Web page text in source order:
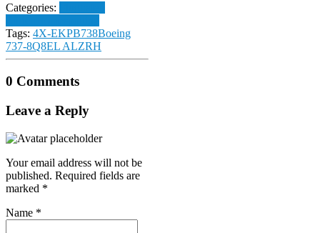
Categories:
Tags: 4X-EKPB738Boeing
737-8Q8EL ALZRH
0 Comments
Leave a Reply
Your email address will not be
published. Required fields are
marked *
Name *